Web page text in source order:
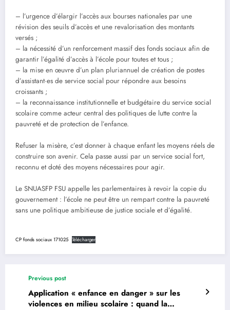
– l’urgence d’élargir l’accès aux bourses nationales par une
révision des seuils d’accès et une revalorisation des montants
versés ;
– la nécessité d’un renforcement massif des fonds sociaux afin de
garantir l’égalité d’accès à l’école pour toutes et tous ;
– la mise en œuvre d’un plan pluriannuel de création de postes
d’assistant·es de service social pour répondre aux besoins
croissants ;
– la reconnaissance institutionnelle et budgétaire du service social
scolaire comme acteur central des politiques de lutte contre la
pauvreté et de protection de l’enfance.
Refuser la misère, c’est donner à chaque enfant les moyens réels de
construire son avenir. Cela passe aussi par un service social fort,
reconnu et doté des moyens nécessaires pour agir.
Le SNUASFP FSU appelle les parlementaires à revoir la copie du
gouvernement : l’école ne peut être un rempart contre la pauvreté
sans une politique ambitieuse de justice sociale et d’égalité.
CP fonds sociaux 171025 Télécharger
Previous post
Application « enfance en danger » sur les
violences en milieu scolaire : quand la